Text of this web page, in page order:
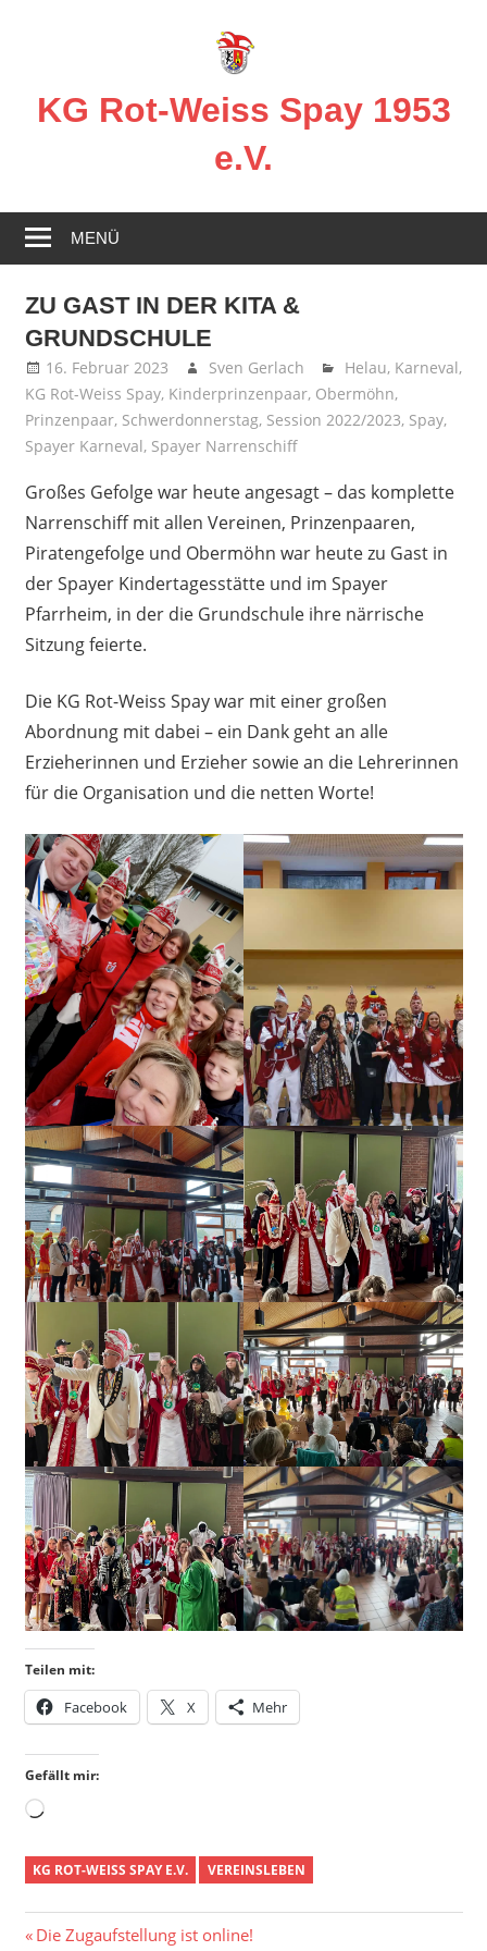
KG Rot-Weiss Spay 1953
e.V.
in
Spay!
MENÜ
ZU GAST IN DER KITA &
GRUNDSCHULE
16. Februar 2023 Sven Gerlach Helau, Karneval,
KG Rot-Weiss Spay, Kinderprinzenpaar, Obermöhn,
Prinzenpaar, Schwerdonnerstag, Session 2022/2023, Spay,
Spayer Karneval, Spayer Narrenschiff
Großes Gefolge war heute angesagt – das komplette
Narrenschiff mit allen Vereinen, Prinzenpaaren,
Piratengefolge und Obermöhn war heute zu Gast in
der Spayer Kindertagesstätte und im Spayer
Pfarrheim, in der die Grundschule ihre närrische
Sitzung feierte.
Die KG Rot-Weiss Spay war mit einer großen
Abordnung mit dabei – ein Dank geht an alle
Erzieherinnen und Erzieher sowie an die Lehrerinnen
für die Organisation und die netten Worte!
Teilen mit:
Facebook X Mehr
Gefällt mir:
Wird
KG ROT-WEISS SPAY E.V. VEREINSLEBEN
Beitragsnavigation
Vorheriger
Die Zugaufstellung ist online!